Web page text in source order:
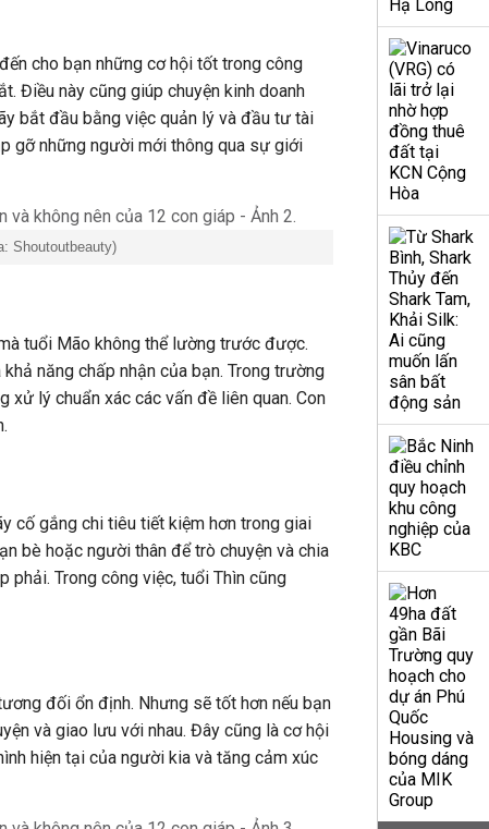
cho bạn những cơ hội tốt trong công
Điều này cũng giúp chuyện kinh doanh
bắt đầu bằng việc quản lý và đầu tư tài
gỡ những người mới thông qua sự giới
Shoutoutbeauty)
tuổi Mão không thể lường trước được.
năng chấp nhận của bạn. Trong trường
xử lý chuẩn xác các vấn đề liên quan. Con
cố gắng chi tiêu tiết kiệm hơn trong giai
bè hoặc người thân để trò chuyện và chia
phải. Trong công việc, tuổi Thìn cũng
đối ổn định. Nhưng sẽ tốt hơn nếu bạn
và giao lưu với nhau. Đây cũng là cơ hội
hiện tại của người kia và tăng cảm xúc